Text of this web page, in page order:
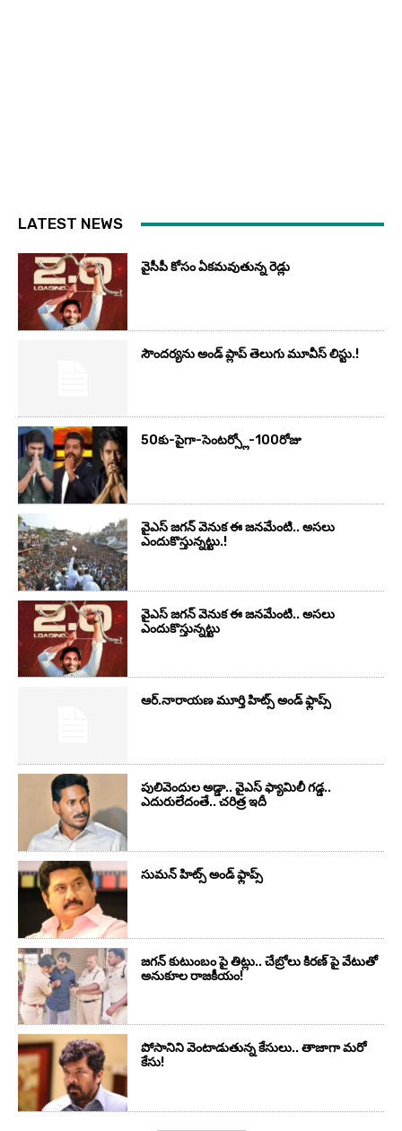
LATEST NEWS
వైసీపీ కోసం ఏక‌మ‌వుతున్న రెడ్లు
సౌందర్యను అండ్‌ ప్లాప్‌ తెలుగు మూవీస్‌ లిస్టు.!
50కు-పైగా-సెంటర్స్లో-100రోజు
వైఎస్‌ జగన్‌ వెనుక ఈ జనమేంటి.. అసలు
ఎందుకొస్తున్నట్టు.!
వైఎస్‌ జగన్‌ వెనుక ఈ జనమేంటి.. అసలు
ఎందుకొస్తున్నట్టు
ఆర్‌.నారాయ‌ణ మూర్తి హిట్స్ అండ్ ఫ్లాప్స్‌
పులివెందుల అడ్డా.. వైఎస్ ఫ్యామిలీ గడ్డ..
ఎదురులేదంతే.. చరిత్ర ఇదీ
సుమ‌న్ హిట్స్ అండ్ ఫ్లాప్స్‌
జగన్ కుటుంబం పై తిట్లు.. చేబ్రోలు కిరణ్ పై వేటుతో
అనుకూల రాజకీయం!
పోసానిని వెంటాడుతున్న కేసులు.. తాజాగా మరో
కేసు!